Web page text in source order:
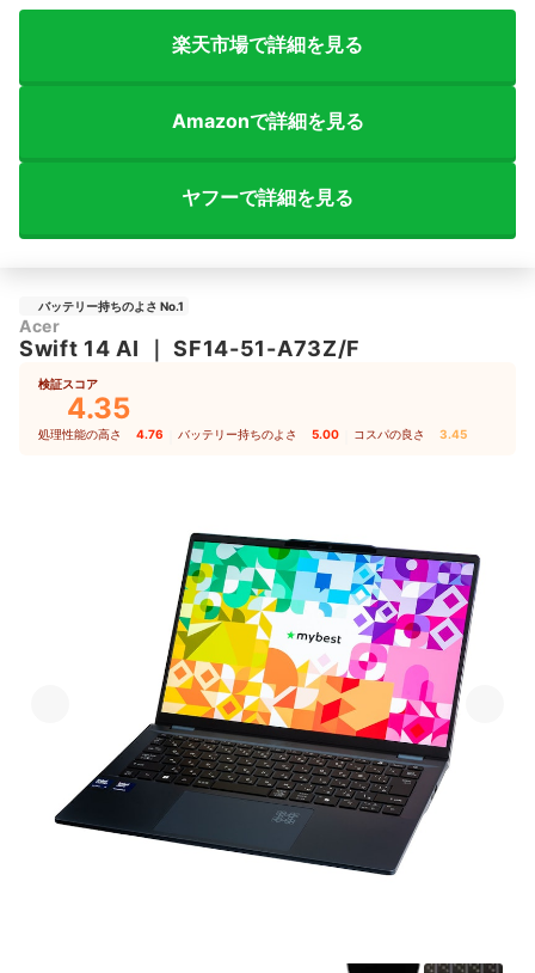
楽天市場で詳細を見る
Amazonで詳細を見る
ヤフーで詳細を見る
バッテリー持ちのよさ No.1
Acer
Swift 14 AI ｜SF14-51-A73Z/F
検証スコア
4.35
処理性能の高さ 4.76 バッテリー持ちのよさ 5.00 コスパの良さ 3.45